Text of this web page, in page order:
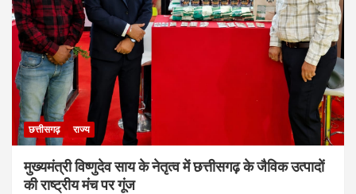
छत्तीसगढ़ राज्य
मुख्यमंत्री विष्णुदेव साय के नेतृत्व में छत्तीसगढ़ के जैविक उत्पादों
की राष्ट्रीय मंच पर गूंज